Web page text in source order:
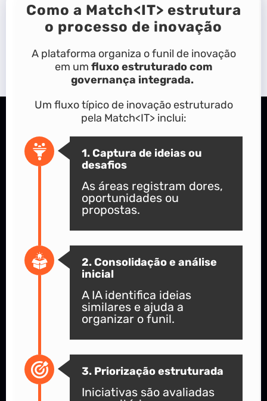
Como a Match<IT> estrutura
o processo de inovação
A plataforma organiza o funil de inovação
em um fluxo estruturado com
governança integrada.
Um fluxo típico de inovação estruturado
pela Match<IT> inclui:
1. Captura de ideias ou
desafios
As áreas registram dores,
oportunidades ou
propostas.
2. Consolidação e análise
inicial
A IA identifica ideias
similares e ajuda a
organizar o funil.
3. Priorização estruturada
Iniciativas são avaliadas